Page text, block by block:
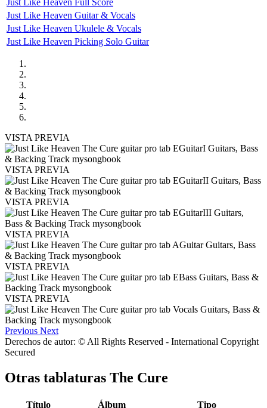
Just Like Heaven Full Score
Just Like Heaven Guitar & Vocals
Just Like Heaven Ukulele & Vocals
Just Like Heaven Picking Solo Guitar
VISTA PREVIA
VISTA PREVIA
VISTA PREVIA
VISTA PREVIA
VISTA PREVIA
VISTA PREVIA
Previous Next
Derechos de autor: © All Rights Reserved - International Copyright
Secured
Otras tablaturas The Cure
Título Álbum
Tipo